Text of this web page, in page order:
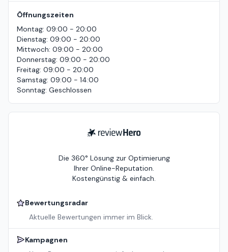
Öffnungszeiten
Montag: 09:00 - 20:00
Dienstag: 09:00 - 20:00
Mittwoch: 09:00 - 20:00
Donnerstag: 09:00 - 20:00
Freitag: 09:00 - 20:00
Samstag: 09:00 - 14:00
Sonntag: Geschlossen
ReviewHero
Die 360° Lösung zur Optimierung
Ihrer Online-Reputation.
Kostengünstig & einfach.
Bewertungsradar
Aktuelle Bewertungen immer im Blick.
Kampagnen